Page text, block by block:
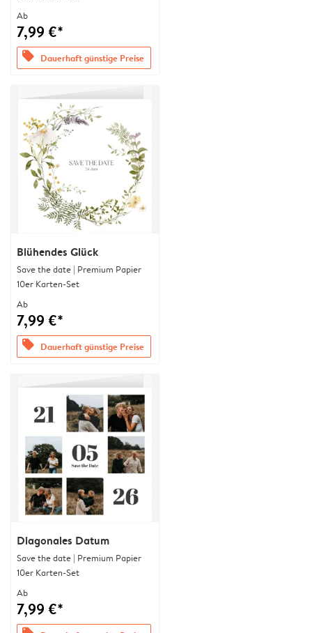
Ab
7,99 €*
offers Dauerhaft günstige Preise
Blühendes Glück
Save the date | Premium Papier
10er Karten-Set
Ab
7,99 €*
offers Dauerhaft günstige Preise
Diagonales Datum
Save the date | Premium Papier
10er Karten-Set
Ab
7,99 €*